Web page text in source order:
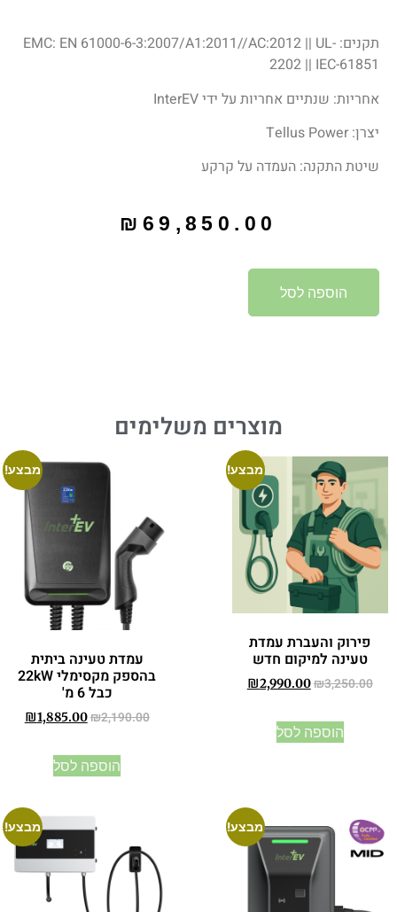
תקנים: EMC: EN 61000-6-3:2007/A1:2011//AC:2012 || UL-
2202 || IEC-61851
אחריות: שנתיים אחריות על ידי InterEV
יצרן: Tellus Power
שיטת התקנה: העמדה על קרקע
₪ 69,850.00
הוספה לסל
מוצרים משלימים
מבצע!
פירוק והעברת עמדת
טעינה למיקום חדש
₪3,250.00
₪2,990.00
הוספה לסל
מבצע!
עמדת טעינה ביתית
בהספק מקסימלי 22kW
כבל 6 מ'
₪2,190.00
₪1,885.00
הוספה לסל
מבצע! מבצע!